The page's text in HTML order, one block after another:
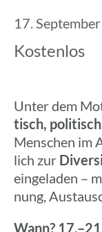
17.
Kostenlos
Unter dem
tisch,
Menschen im
lich zur
einge­la­den –
nung,
Wann?